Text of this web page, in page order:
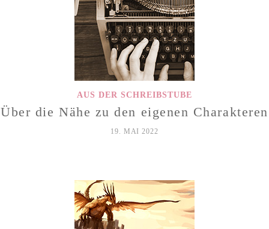
AUS DER SCHREIBSTUBE
Über die Nähe zu den eigenen Charakteren
19. MAI 2022